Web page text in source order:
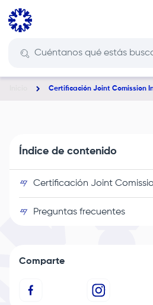
Pasar
principal
Certificación Joint Comission
Índice de contenido
Certificación Joint
Preguntas frecuentes
Comparte